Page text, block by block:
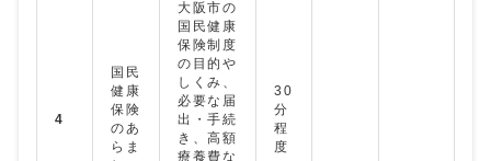
4
国民
健康
保険
のあ
らま
大阪市の
国民健康
保険制度
の目的や
しくみ、
必要な届
出・手続
き、高額
療養費な
30
分
程
度